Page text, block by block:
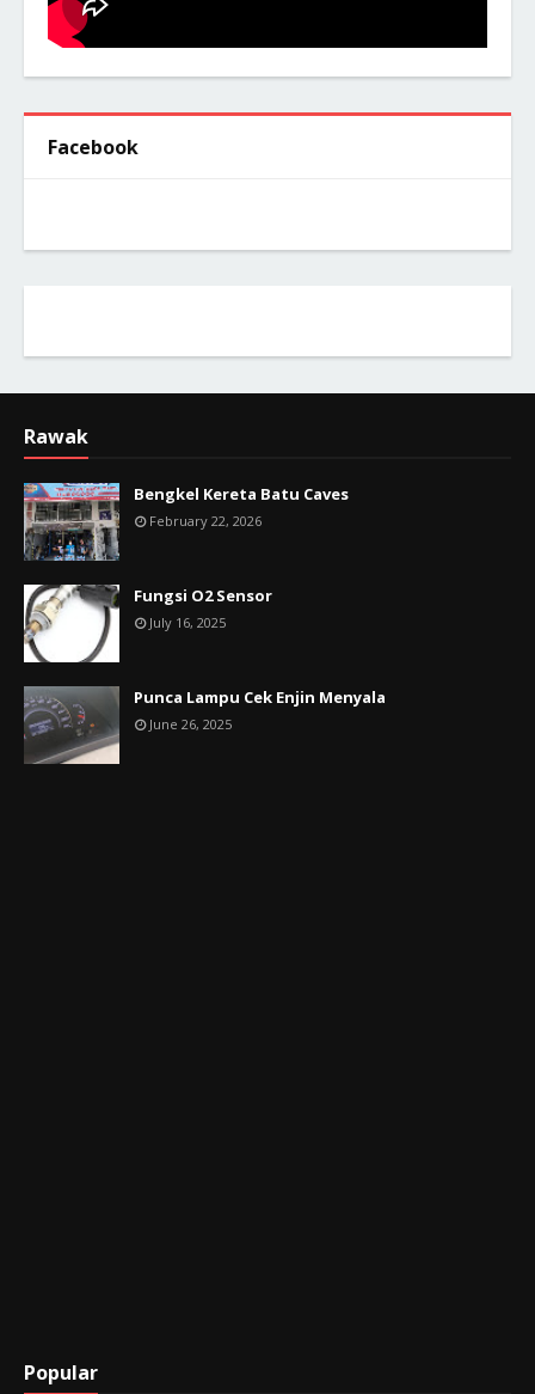
Facebook
Rawak
Bengkel Kereta Batu Caves
February 22, 2026
Fungsi O2 Sensor
July 16, 2025
Punca Lampu Cek Enjin Menyala
June 26, 2025
Popular